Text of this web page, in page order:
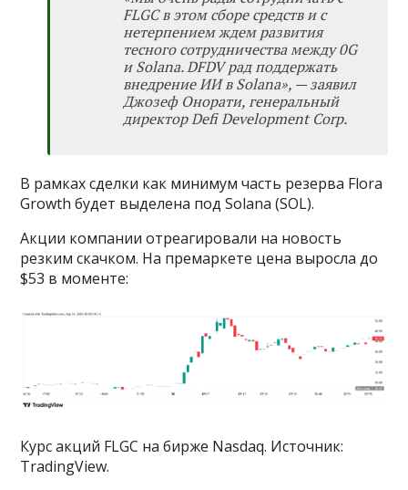
FLGC в этом сборе средств и с
нетерпением ждем развития
тесного сотрудничества между 0G
и Solana. DFDV рад поддержать
внедрение ИИ в Solana», — заявил
Джозеф Онорати, генеральный
директор Defi Development Corp.
В рамках сделки как минимум часть резерва Flora
Growth будет выделена под Solana (SOL).
Акции компании отреагировали на новость
резким скачком. На премаркете цена выросла до
$53 в моменте:
Курс акций FLGC на бирже Nasdaq. Источник:
TradingView.